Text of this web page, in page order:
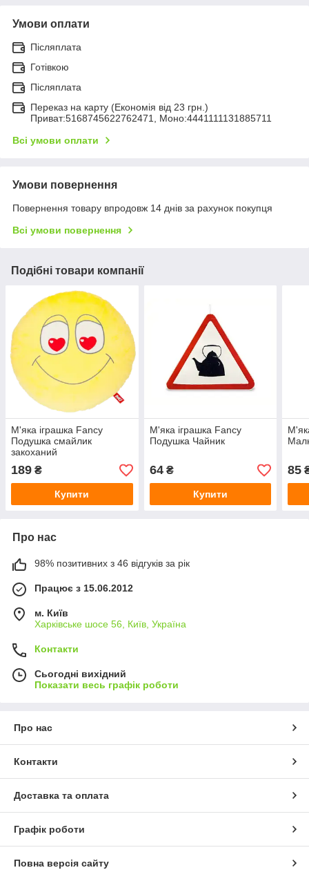
Умови оплати
Післяплата
Готівкою
Післяплата
Переказ на карту (Економія від 23 грн.)
Приват:5168745622762471, Моно:4441111131885711
Всі умови оплати
Умови повернення
Повернення товару впродовж 14 днів за рахунок покупця
Всі умови повернення
Подібні товари компанії
М'яка іграшка Fancy
Подушка смайлик
закоханий
189 ₴
Купити
М'яка іграшка Fancy
Подушка Чайник
64₴
Купити
85
Про нас
98% позитивних з 46 відгуків за рік
Працює з 15.06.2012
м. Київ
Харківське шосе 56, Київ, Україна
Контакти
Сьогодні вихідний
Показати весь графік роботи
Про нас
Контакти
Доставка та оплата
Графік роботи
Повна версія сайту